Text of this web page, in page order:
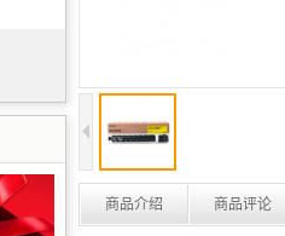
商品介绍 商品评论